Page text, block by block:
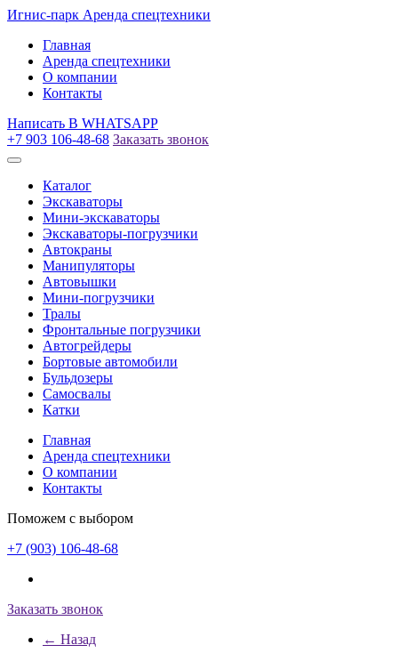
Игнис-парк Аренда спецтехники
Главная
Аренда спецтехники
О компании
Контакты
Написать В WHATSAPP
+7 903 106-48-68 Заказать звонок
Каталог
Экскаваторы
Мини-экскаваторы
Экскаваторы-погрузчики
Автокраны
Манипуляторы
Автовышки
Мини-погрузчики
Тралы
Фронтальные погрузчики
Автогрейдеры
Бортовые автомобили
Бульдозеры
Самосвалы
Катки
Главная
Аренда спецтехники
О компании
Контакты
Поможем с выбором
+7 (903) 106-48-68
Заказать звонок
← Назад